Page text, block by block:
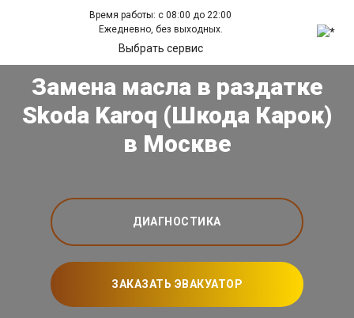
Время работы: с 08:00 до 22:00
Ежедневно, без выходных.
Выбрать сервис
Замена масла в раздатке
Skoda Karoq (Шкода Карок)
в Москве
ДИАГНОСТИКА
ЗАКАЗАТЬ ЭВАКУАТОР